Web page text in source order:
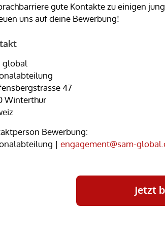
gute Kontakte zu einigen
uns auf deine Bewerbung!
global
47
Winterthur
Bewerbung:
| engagement@sam-
Jetzt